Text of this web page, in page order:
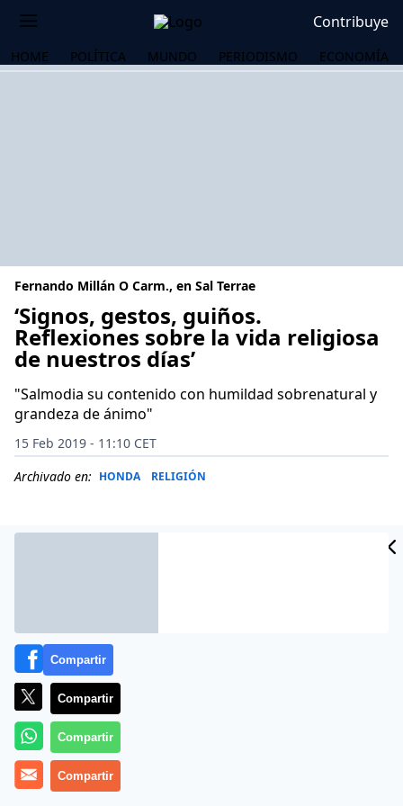
Contribuye
HOME POLÍTICA MUNDO PERIODISMO ECONOMÍA
Fernando Millán O Carm., en Sal Terrae
‘Signos, gestos, guiños.
Reflexiones sobre la vida religiosa
de nuestros días’
"Salmodia su contenido con humildad sobrenatural y
grandeza de ánimo"
15 Feb 2019 - 11:10 CET
Archivado en: HONDA RELIGIÓN
(Antonio Aradillas
Provincia Bética que me han acompañado y ayudado a
Compartir
Compartir
Compartir
Compartir